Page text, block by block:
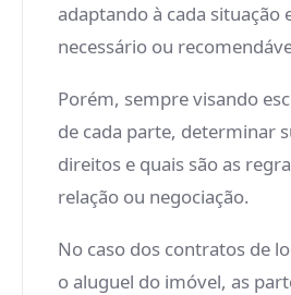
adaptando à cada situação
necessário ou
Porém, sempre visando
de cada parte, determinar
direitos e quais são as
relação ou negociação.
No caso dos contratos de
o aluguel do imóvel, as